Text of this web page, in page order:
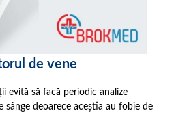
de vene
evită să facă periodic analize
sânge deoarece aceștia au fobie de